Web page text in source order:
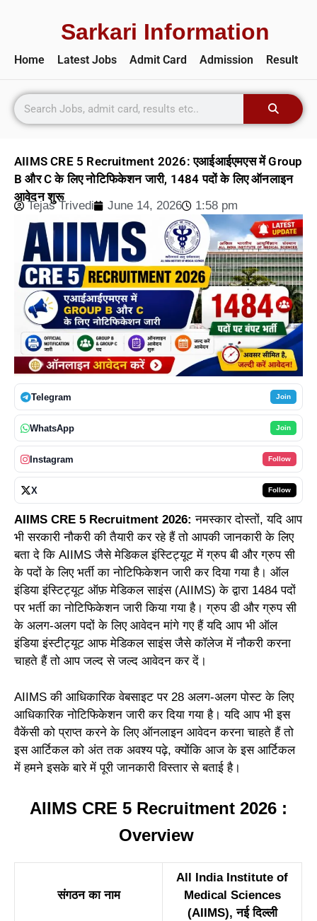
Sarkari Information
Home Latest Jobs Admit Card Admission Result
AIIMS CRE 5 Recruitment 2026: एआईआईएमएस में Group
B और C के लिए नोटिफिकेशन जारी, 1484 पदों के लिए ऑनलाइन
आवेदन शुरू
Tejas Trivedi June 14, 2026 1:58 pm
Telegram Join
WhatsApp Join
Instagram Follow
X Follow
AIIMS CRE 5 Recruitment 2026: नमस्कार दोस्तों, यदि आप
भी सरकारी नौकरी की तैयारी कर रहे हैं तो आपकी जानकारी के लिए
बता दे कि AIIMS जैसे मेडिकल इंस्टिट्यूट में ग्रुप बी और ग्रुप सी
के पदों के लिए भर्ती का नोटिफिकेशन जारी कर दिया गया है। ऑल
इंडिया इंस्टिट्यूट ऑफ़ मेडिकल साइंस (AIIMS) के द्वारा 1484 पदों
पर भर्ती का नोटिफिकेशन जारी किया गया है। ग्रुप डी और ग्रुप सी
के अलग-अलग पदों के लिए आवेदन मांगे गए हैं यदि आप भी ऑल
इंडिया इंस्टीट्यूट आफ मेडिकल साइंस जैसे कॉलेज में नौकरी करना
चाहते हैं तो आप जल्द से जल्द आवेदन कर दें।
AIIMS की आधिकारिक वेबसाइट पर 28 अलग-अलग पोस्ट के लिए
आधिकारिक नोटिफिकेशन जारी कर दिया गया है। यदि आप भी इस
वैकेंसी को प्राप्त करने के लिए ऑनलाइन आवेदन करना चाहते हैं तो
इस आर्टिकल को अंत तक अवश्य पढ़े, क्योंकि आज के इस आर्टिकल
में हमने इसके बारे में पूरी जानकारी विस्तार से बताई है।
AIIMS CRE 5 Recruitment 2026 :
Overview
संगठन का नाम
All India Institute of
Medical Sciences
(AIIMS), नई दिल्ली